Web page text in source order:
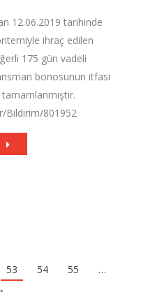
12.06.2019 tarihinde
ihraç edilen
175 gün vadeli
bonosunun itfası
Bildirim/801952
53 54 55
…